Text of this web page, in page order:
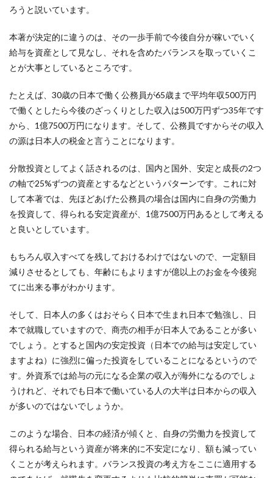
ろうと説いています。
本著が決定的に違うのは、その一歩手前で今後自分が稼いでいく
給与を資産として見なし、それを含めたバランスを取っていくこ
とが大事としているところです。
たとえば、30歳の日本で働く公務員が65歳まで平均年収500万円
で働くとしたら今後のざっくりとした収入は500万円ずつ35年です
から、1億7500万円になります。そして、公務員ですからその収入
の源は日本人の税金と言うことになります。
分散投資としてよく話されるのは、国内と国外、安定と成長の2つ
の軸で25%ずつの資産とするなどというパターンです。これに対
して本著では、先ほどあげた公務員の場合は国内に自身の労働力
を投資して、得られる安定資産が、1億7500万円あるとして考える
と良いとしています。
もちろん収入すべてを残しておけるわけではないので、一定額目
減りさせるとしても、年齢にもよりますが億以上のお金を今後宛
てに出来る事がわかります。
そして、日本人の多くはおそらく日本で生まれ日本で勉強し、日
本で就職していますので、商売の相手が日本人であることが多い
でしょう。とすると国内の安定投資（日本での給与は安定してい
ますよね）に強烈に偏った投資をしていることになるというので
す。外資系では給与の元になる企業の収入が海外になるのでしょ
うけれど、それでも日本で働いている人の大半は日本からの収入
が多いのではないでしょうか。
このような場合、日本の経済が傾くと、自身の労働力を投資して
得られる給与という資産が将来的に不安定になり、額も減ってい
くことが考えられます。バランス投資の考え方をここに適用する